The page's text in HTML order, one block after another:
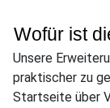
Wofür ist
Unsere
praktischer zu
Startseite über